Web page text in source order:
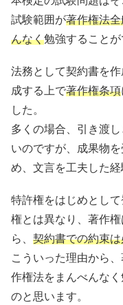
試験範囲が著作権法全
んなく勉強することが
法務として契約書を
成する上で著作権条項
した。
多くの場合、引き渡
いのですが、成果物
め、文言を工夫した経
特許権をはじめとし
権とは異なり、著作
ら、 契約書での約束
こういった理由から
作権法をまんべんな
のと思います。